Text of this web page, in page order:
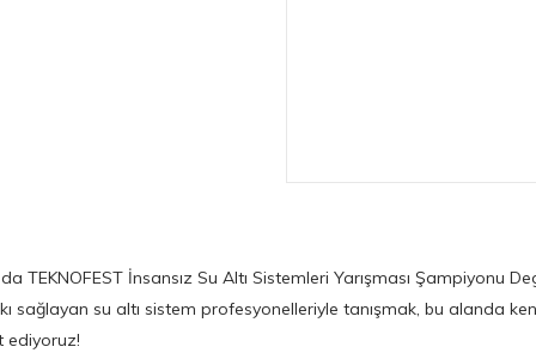
TEKNOFEST İnsansız Su Altı Sistemleri Yarışması Şampiyonu
sağlayan su altı sistem profesyonelleriyle tanışmak, bu alanda
ediyoruz!